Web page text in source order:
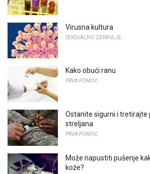
Virusna kultura
SEKSUALNO ZDRAVLJE
Kako obući ranu
PRVA POMOĆ
Ostanite sigurni i tretirajte
streljana
PRVA POMOĆ
Može napustiti pušenje
kože?